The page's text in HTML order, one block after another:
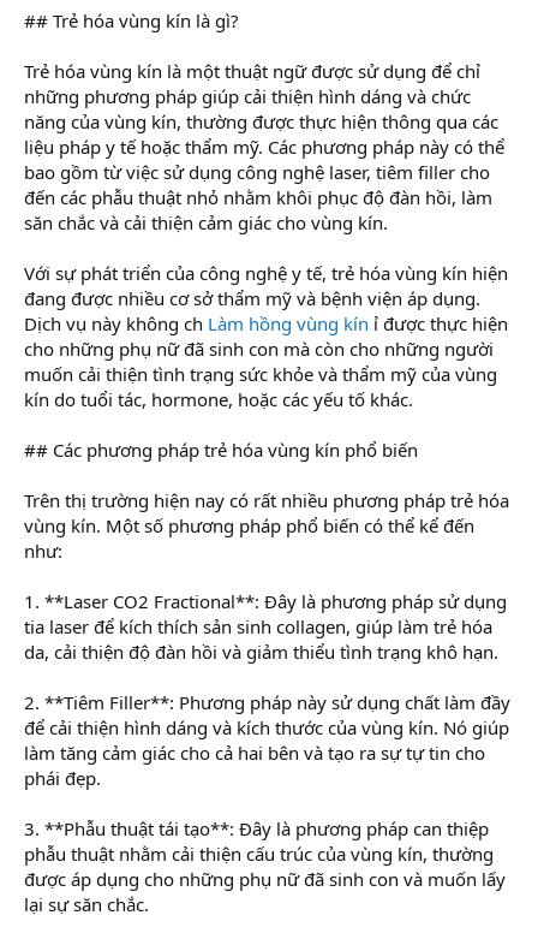
## Trẻ hóa vùng kín là gì?
Trẻ hóa vùng kín là một thuật ngữ được sử dụng để chỉ
những phương pháp giúp cải thiện hình dáng và chức
năng của vùng kín, thường được thực hiện thông qua các
liệu pháp y tế hoặc thẩm mỹ. Các phương pháp này có thể
bao gồm từ việc sử dụng công nghệ laser, tiêm filler cho
đến các phẫu thuật nhỏ nhằm khôi phục độ đàn hồi, làm
săn chắc và cải thiện cảm giác cho vùng kín.
Với sự phát triển của công nghệ y tế, trẻ hóa vùng kín hiện
đang được nhiều cơ sở thẩm mỹ và bệnh viện áp dụng.
Dịch vụ này không ch Làm hồng vùng kín ỉ được thực hiện
cho những phụ nữ đã sinh con mà còn cho những người
muốn cải thiện tình trạng sức khỏe và thẩm mỹ của vùng
kín do tuổi tác, hormone, hoặc các yếu tố khác.
## Các phương pháp trẻ hóa vùng kín phổ biến
Trên thị trường hiện nay có rất nhiều phương pháp trẻ hóa
vùng kín. Một số phương pháp phổ biến có thể kể đến
như:
1. **Laser CO2 Fractional**: Đây là phương pháp sử dụng
tia laser để kích thích sản sinh collagen, giúp làm trẻ hóa
da, cải thiện độ đàn hồi và giảm thiểu tình trạng khô hạn.
2. **Tiêm Filler**: Phương pháp này sử dụng chất làm đầy
để cải thiện hình dáng và kích thước của vùng kín. Nó giúp
làm tăng cảm giác cho cả hai bên và tạo ra sự tự tin cho
phái đẹp.
3. **Phẫu thuật tái tạo**: Đây là phương pháp can thiệp
phẫu thuật nhằm cải thiện cấu trúc của vùng kín, thường
được áp dụng cho những phụ nữ đã sinh con và muốn lấy
lại sự săn chắc.